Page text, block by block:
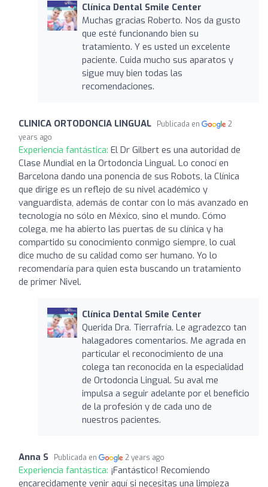
Clínica Dental Smile Center
Muchas gracias Roberto. Nos da gusto
que esté funcionando bien su
tratamiento. Y es usted un excelente
paciente. Cuida mucho sus aparatos y
sigue muy bien todas las
recomendaciones.
CLINICA ORTODONCIA LINGUAL Publicada en
2
years ago
Experiencia fantástica: El Dr Gilbert es una autoridad de
Clase Mundial en la Ortodoncia Lingual. Lo conocí en
Barcelona dando una ponencia de sus Robots, la Clínica
que dirige es un reflejo de su nivel académico y
vanguardista, además de contar con lo más avanzado en
tecnología no sólo en México, sino el mundo. Cómo
colega, me ha abierto las puertas de su clínica y ha
compartido su conocimiento conmigo siempre, lo cual
dice mucho de su calidad como ser humano. Yo lo
recomendaría para quien esta buscando un tratamiento
de primer Nivel.
Clínica Dental Smile Center
Querida Dra. Tierrafría. Le agradezco tan
halagadores comentarios. Me agrada en
particular el reconocimiento de una
colega tan reconocida en la especialidad
de Ortodoncia Lingual. Su aval me
impulsa a seguir adelante por el beneficio
de la profesión y de cada uno de
nuestros pacientes.
Anna S Publicada en 2 years ago
Experiencia fantástica: ¡Fantástico! Recomiendo
encarecidamente venir aquí si necesitas una limpieza